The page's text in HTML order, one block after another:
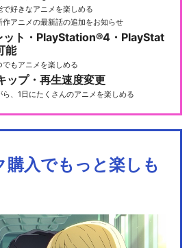
好きなアニメを楽しめる
作アニメの最新話の追加をお知らせ
ット・PlayStation®4・PlayStat
能
もアニメを楽しめる
ップ・再生速度変更
、1日にたくさんのアニメを楽しめる
購入でもっと楽しも